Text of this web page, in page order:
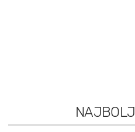
NAJBOLJ